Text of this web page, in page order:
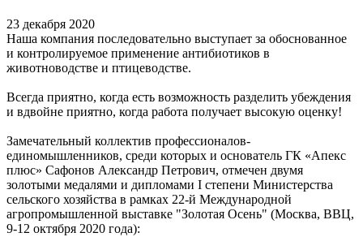
23 декабря 2020
Наша компания последовательно выступает за обоснованное
и контролируемое применение антибиотиков в
животноводстве и птицеводстве.
Всегда приятно, когда есть возможность разделить убеждения
и вдвойне приятно, когда работа получает высокую оценку!
Замечательный коллектив профессионалов-
единомышленников, среди которых и основатель ГК «Апекс
плюс» Сафонов Александр Петрович, отмечен двумя
золотыми медалями и дипломами I степени Министерства
сельского хозяйства в рамках 22-й Международной
агропромышленной выставке "Золотая Осень" (Москва, ВВЦ,
9-12 октября 2020 года):